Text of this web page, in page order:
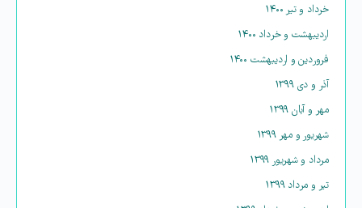
خرداد و تیر ۱۴۰۰
اردیبهشت و خرداد ۱۴۰۰
فروردین و اردیبهشت ۱۴۰۰
آذر و دی ۱۳۹۹
مهر و آبان ۱۳۹۹
شهریور و مهر ۱۳۹۹
مرداد و شهریور ۱۳۹۹
تیر و مرداد ۱۳۹۹